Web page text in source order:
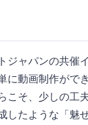
ジャパンの共催
動画制作がで
こそ、少しの工
たような「魅